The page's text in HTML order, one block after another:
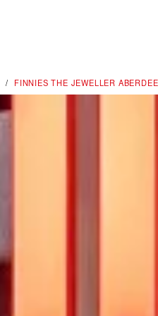
‭FINNIES THE JEWELLER